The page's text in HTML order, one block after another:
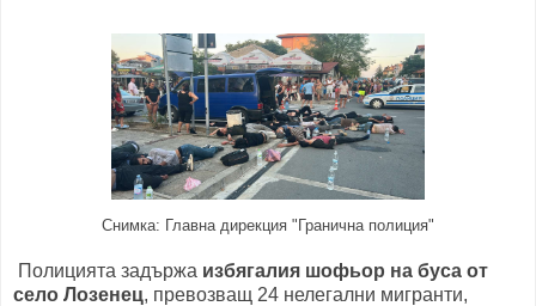
Снимка: Главна дирекция "Гранична полиция"
Полицията задържа избягалия шофьор на буса от
село Лозенец, превозващ 24 нелегални мигранти,